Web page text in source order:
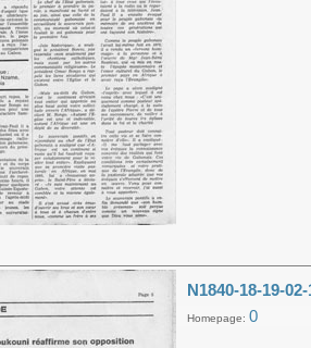
N1840-18-19-
Homepage: 0